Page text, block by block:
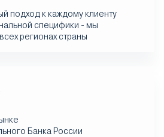
подход к каждому клиенту
специфики - мы
регионах страны
Банка России